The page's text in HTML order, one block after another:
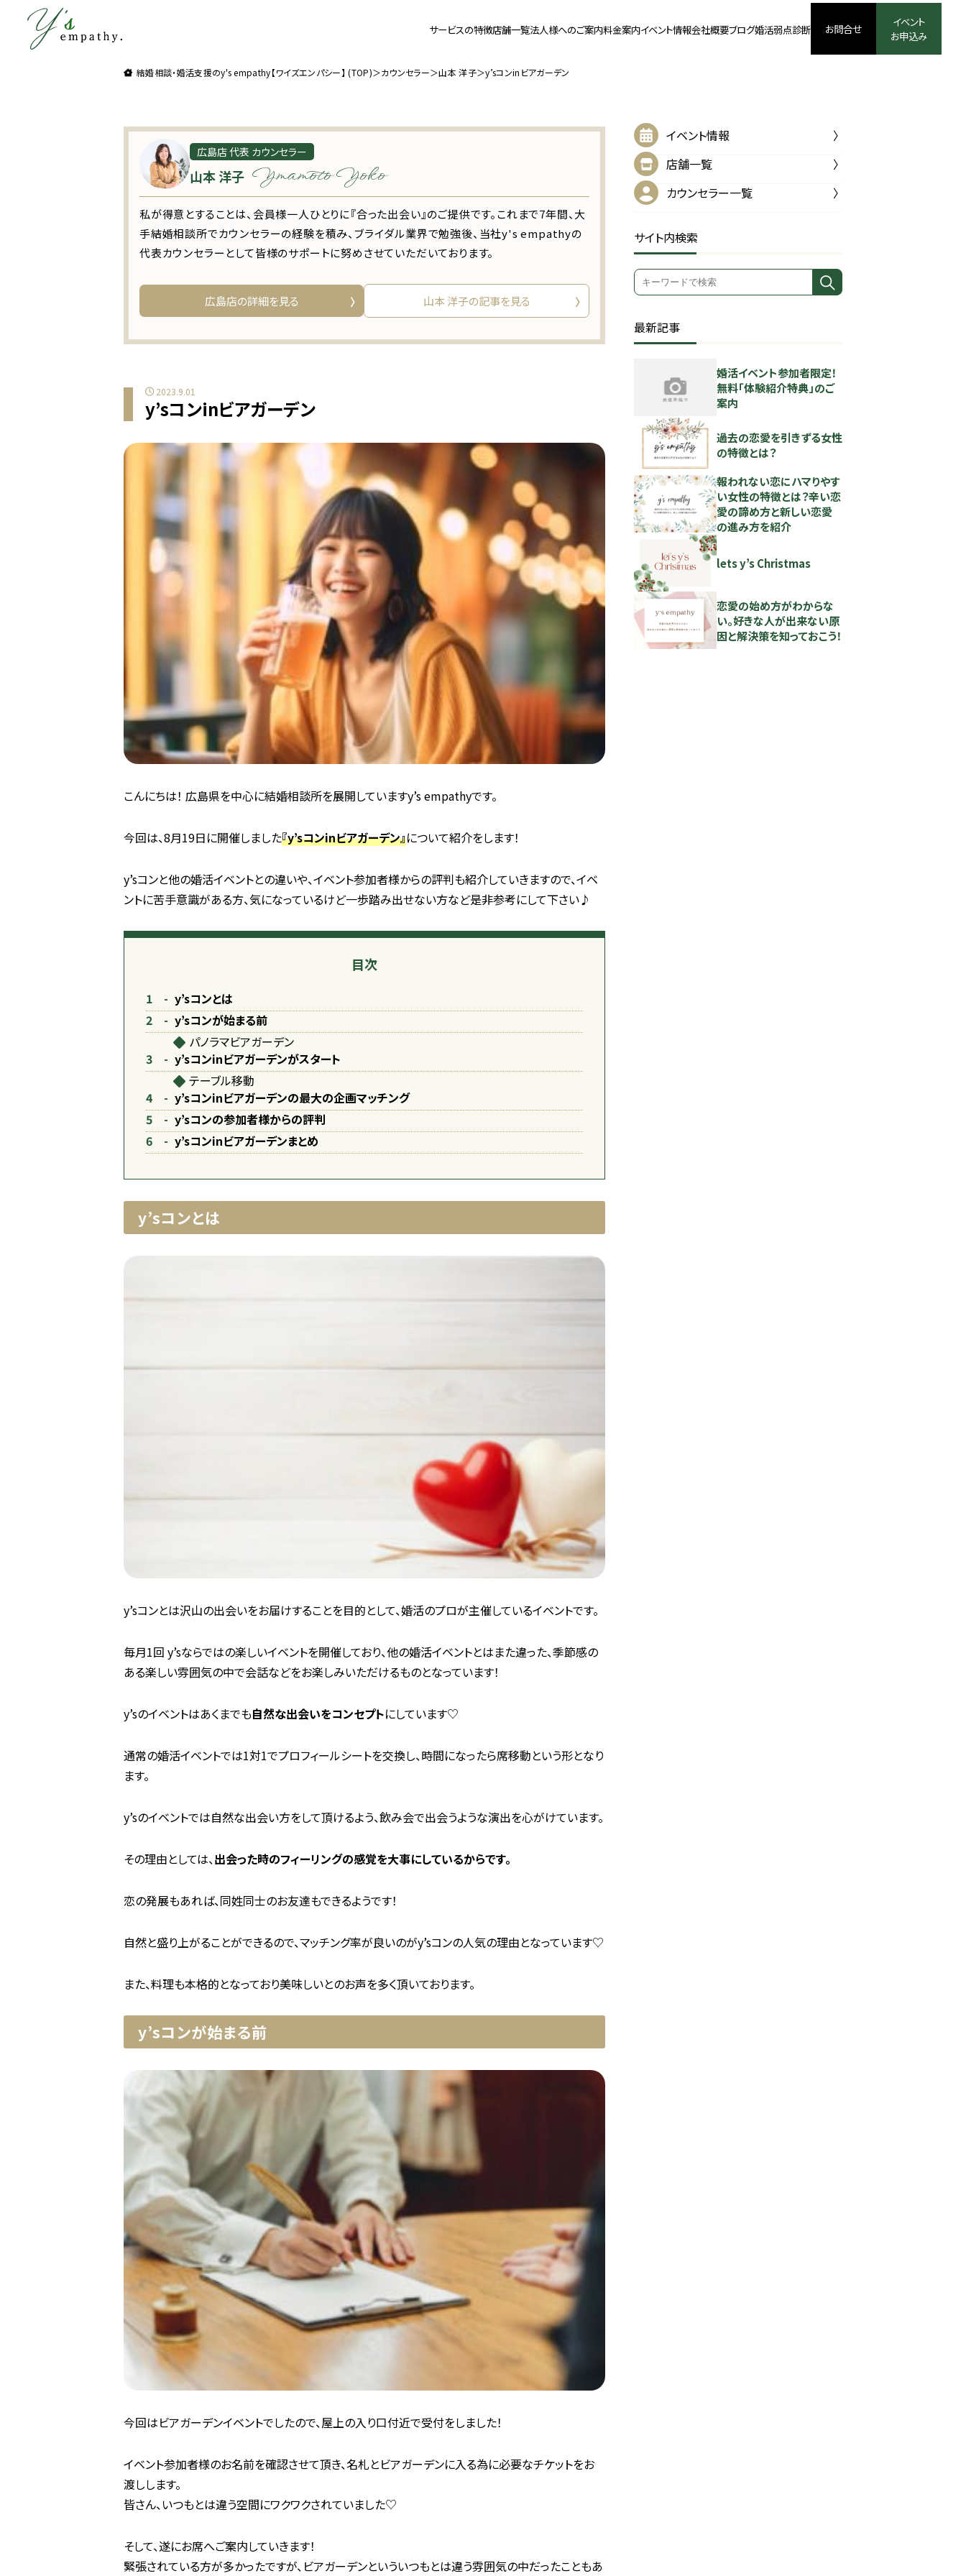
サービスの特徴店舗一覧法人様へのご案内料金案内イベント情報会社概要ブログ婚活弱点診断 お問合せ
イベント
お申込み
結婚相談・婚活支援のy's empathy【ワイズエンパシー】 (TOP)＞カウンセラー＞山本 洋子＞y’sコンinビアガーデン
広島店 代表 カウンセラー
山本 洋子 Ymamoto Yoko
私が得意とすることは、会員様一人ひとりに『合った出会い』のご提供です。これまで7年間、大
手結婚相談所でカウンセラーの経験を積み、ブライダル業界で勉強後、当社y's empathyの
代表カウンセラーとして皆様のサポートに努めさせていただいております。
広島店の詳細を見る 山本 洋子の記事を見る
2023.9.01
y’sコンinビアガーデン
こんにちは！ 広島県を中心に結婚相談所を展開していますy’s empathyです。
今回は、8月19日に開催しました『y’sコンinビアガーデン』について紹介をします！
y’sコンと他の婚活イベントとの違いや、イベント参加者様からの評判も紹介していきますので、イベ
ントに苦手意識がある方、気になっているけど一歩踏み出せない方など是非参考にして下さい♪
目次
y’sコンとは
y’sコンが始まる前
パノラマビアガーデン
y’sコンinビアガーデンがスタート
テーブル移動
y’sコンinビアガーデンの最大の企画マッチング
y’sコンの参加者様からの評判
y’sコンinビアガーデンまとめ
y’sコンとは
y’sコンとは沢山の出会いをお届けすることを目的として、婚活のプロが主催しているイベントです。
毎月1回 y’sならではの楽しいイベントを開催しており、他の婚活イベントとはまた違った、季節感の
ある楽しい雰囲気の中で会話などをお楽しみいただけるものとなっています！
y’sのイベントはあくまでも自然な出会いをコンセプトにしています♡
通常の婚活イベントでは1対1でプロフィールシートを交換し、時間になったら席移動という形となり
ます。
y’sのイベントでは自然な出会い方をして頂けるよう、飲み会で出会うような演出を心がけています。
その理由としては、出会った時のフィーリングの感覚を大事にしているからです。
恋の発展もあれば、同姓同士のお友達もできるようです！
自然と盛り上がることができるので、マッチング率が良いのがy’sコンの人気の理由となっています♡
また、料理も本格的となっており美味しいとのお声を多く頂いております。
y’sコンが始まる前
今回はビアガーデンイベントでしたので、屋上の入り口付近で受付をしました！
イベント参加者様のお名前を確認させて頂き、名札とビアガーデンに入る為に必要なチケットをお
渡しします。
皆さん、いつもとは違う空間にワクワクされていました♡
そして、遂にお席へご案内していきます！
緊張されている方が多かったですが、ビアガーデンといういつもとは違う雰囲気の中だったこともあ
イベント情報
店舗一覧
カウンセラー一覧
サイト内検索
最新記事
婚活イベント参加者限定！
無料「体験紹介特典」のご
案内
過去の恋愛を引きずる女性
の特徴とは？
報われない恋にハマりやす
い女性の特徴とは？辛い恋
愛の諦め方と新しい恋愛
の進み方を紹介
lets y’s Christmas
恋愛の始め方がわからな
い。好きな人が出来ない原
因と解決策を知っておこう！